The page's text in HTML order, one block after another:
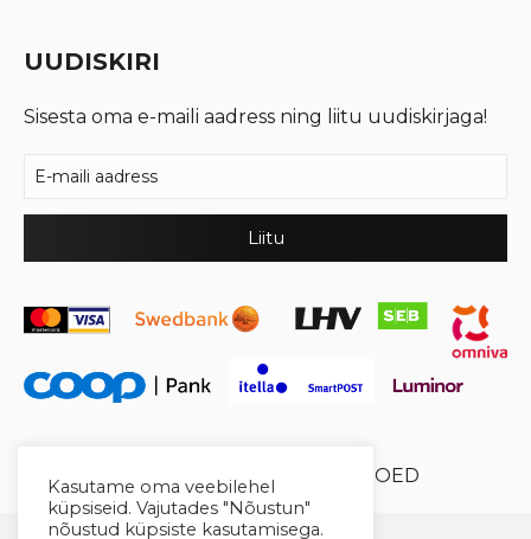
UUDISKIRI
Sisesta oma e-maili aadress ning liitu uudiskirjaga!
© 2026 Cool Crystal OÜ // XYSUM E-POED
Kasutame oma veebilehel
küpsiseid. Vajutades "Nõustun"
nõustud küpsiste kasutamisega.